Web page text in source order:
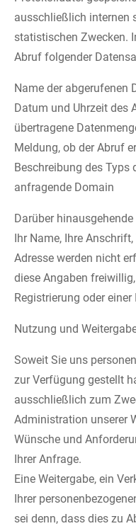
ausschließlich internen
statistischen Zwecken.
Abruf folgender
Name der abgerufenen
Datum und Uhrzeit des
übertragene
Meldung, ob der Abruf
Beschreibung des Typs
anfragende Domain
Darüber
Ihr Name, Ihre
Adresse werden nicht
diese Angaben
Registrierung oder
Nutzung und
Soweit Sie uns
zur Verfügung gestellt
ausschließlich zum
Administration unserer
Wünsche und
Ihrer Anfrage.
Eine Weitergabe, ein
Ihrer
sei denn, dass dies zu